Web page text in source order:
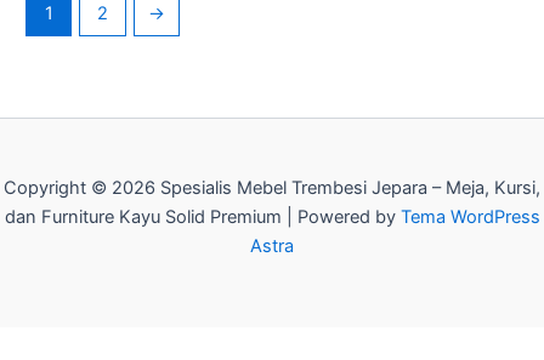
1 2 →
Copyright © 2026 Spesialis Mebel Trembesi Jepara – Meja, Kursi,
dan Furniture Kayu Solid Premium | Powered by Tema WordPress
Astra